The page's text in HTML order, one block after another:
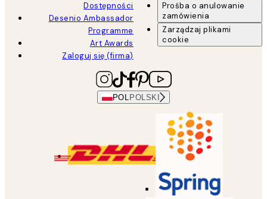
Dostępności
Desenio Ambassador
Programme
Art Awards
Zaloguj się (firma)
Prośba o anulowanie
zamówienia
Zarządzaj plikami
cookie
POL POLSKI